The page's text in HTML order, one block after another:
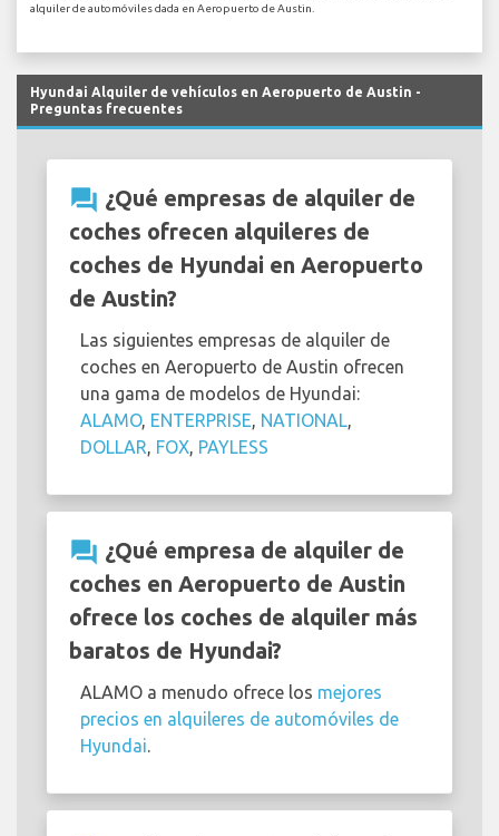
alquiler de automóviles dada en Aeropuerto de Austin.
Hyundai Alquiler de vehículos en Aeropuerto de Austin -
Preguntas frecuentes
question_answer ¿Qué empresas de alquiler de
coches ofrecen alquileres de
coches de Hyundai en Aeropuerto
de Austin?
Las siguientes empresas de alquiler de
coches en Aeropuerto de Austin ofrecen
una gama de modelos de Hyundai:
ALAMO, ENTERPRISE, NATIONAL,
DOLLAR, FOX, PAYLESS
question_answer ¿Qué empresa de alquiler de
coches en Aeropuerto de Austin
ofrece los coches de alquiler más
baratos de Hyundai?
ALAMO a menudo ofrece los mejores
precios en alquileres de automóviles de
Hyundai.